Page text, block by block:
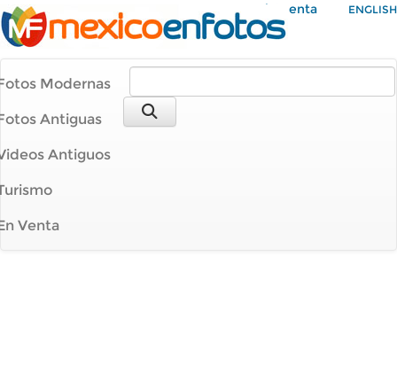
Mi Cuenta ENGLISH
Modernas
Antiguas
Antiguos
Venta